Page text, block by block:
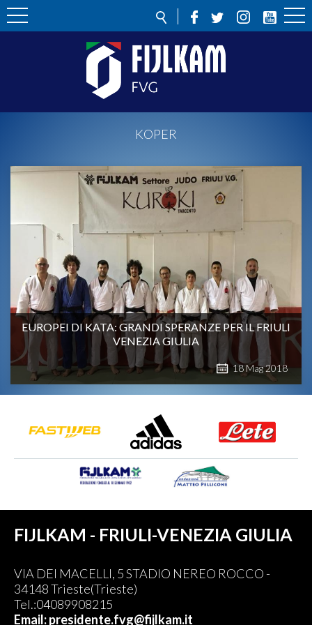
KOPER
EUROPEI DI KATA: GRANDI SPERANZE PER IL FRIULI
VENEZIA GIULIA
18 Mag2018
FIJLKAM - FRIULI-VENEZIA GIULIA
VIA DEI MACELLI, 5 STADIO NEREO ROCCO -
34148 Trieste(Trieste)
Tel.:04089908215
Email: presidente.fvg@fijlkam.it